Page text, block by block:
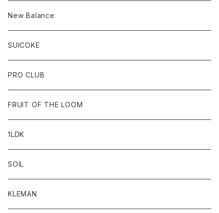
New Balance
SUICOKE
PRO CLUB
FRUIT OF THE LOOM
1LDK
SOIL
KLEMAN